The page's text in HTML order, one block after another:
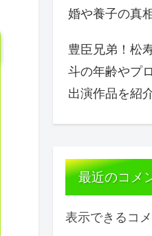
婚や養子の真
豊臣兄弟！松
斗の年齢やプ
出演作品を紹
最近のコメ
表示できるコ